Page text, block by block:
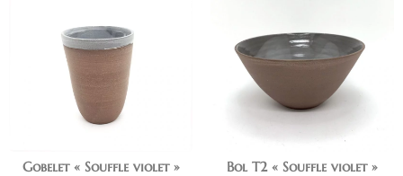
Gobelet « Souffle violet » Bol T2 « Souffle violet »